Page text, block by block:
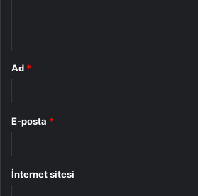
Ad *
E-posta *
İnternet sitesi